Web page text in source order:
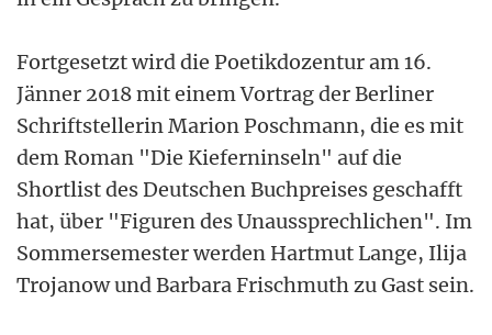
Fortgesetzt wird die Poetikdozentur am 16.
Jänner 2018 mit einem Vortrag der Berliner
Schriftstellerin Marion Poschmann, die es mit
dem Roman "Die Kieferninseln" auf die
Shortlist des Deutschen Buchpreises geschafft
hat, über "Figuren des Unaussprechlichen". Im
Sommersemester werden Hartmut Lange, Ilija
Trojanow und Barbara Frischmuth zu Gast sein.